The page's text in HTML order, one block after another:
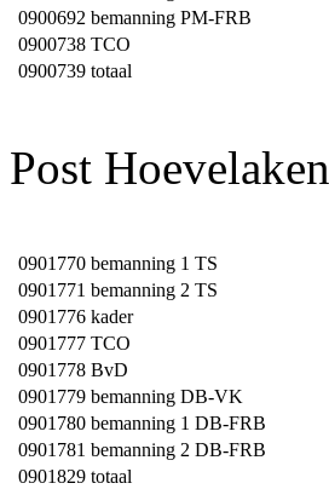
0900692 bemanning PM-FRB
0900738 TCO
0900739 totaal
Post Hoevelaken
0901770 bemanning 1 TS
0901771 bemanning 2 TS
0901776 kader
0901777 TCO
0901778 BvD
0901779 bemanning DB-VK
0901780 bemanning 1 DB-FRB
0901781 bemanning 2 DB-FRB
0901829 totaal